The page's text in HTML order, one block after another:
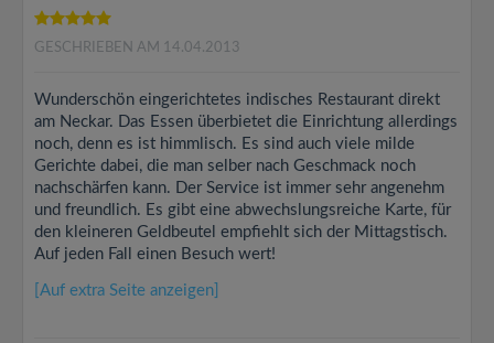
GESCHRIEBEN AM 14.04.2013
Wunderschön eingerichtetes indisches Restaurant direkt
am Neckar. Das Essen überbietet die Einrichtung allerdings
noch, denn es ist himmlisch. Es sind auch viele milde
Gerichte dabei, die man selber nach Geschmack noch
nachschärfen kann. Der Service ist immer sehr angenehm
und freundlich. Es gibt eine abwechslungsreiche Karte, für
den kleineren Geldbeutel empfiehlt sich der Mittagstisch.
Auf jeden Fall einen Besuch wert!
[Auf extra Seite anzeigen]